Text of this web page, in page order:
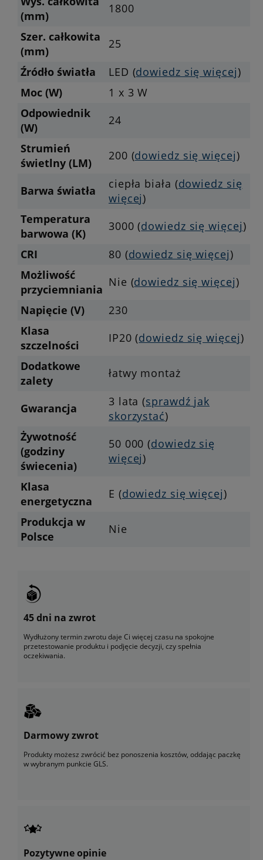
(mm)
1800
Szer. całkowita
(mm)
25
Źródło światła
LED (dowiedz się więcej)
Moc (W)
1 x 3 W
Odpowiednik
(W)
24
Strumień
świetlny (LM)
200 (dowiedz się więcej)
Barwa światła ciepła biała (dowiedz się
więcej)
Temperatura
barwowa (K)
3000 (dowiedz się więcej)
CRI
80 (dowiedz się więcej)
Możliwość
przyciemniania
Nie (dowiedz się więcej)
Napięcie (V)
230
Klasa
szczelności
IP20 (dowiedz się więcej)
Dodatkowe
zalety
łatwy montaż
Gwarancja 3 lata (sprawdź jak
skorzystać)
Żywotność
(godziny
świecenia)
50 000 (dowiedz się
więcej)
Klasa
energetyczna
E (dowiedz się więcej)
Produkcja w
Polsce
Nie
45 dni na zwrot
Wydłużony termin zwrotu daje Ci więcej czasu na spokojne
przetestowanie produktu i podjęcie decyzji, czy spełnia
oczekiwania.
Darmowy zwrot
Produkty możesz zwrócić bez ponoszenia kosztów, oddając paczkę
w wybranym punkcie GLS.
Pozytywne opinie